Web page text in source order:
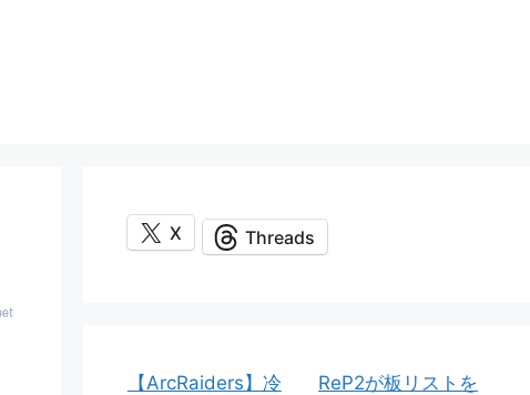
X Threads
【ArcRaiders】冷
ReP2が板リストを